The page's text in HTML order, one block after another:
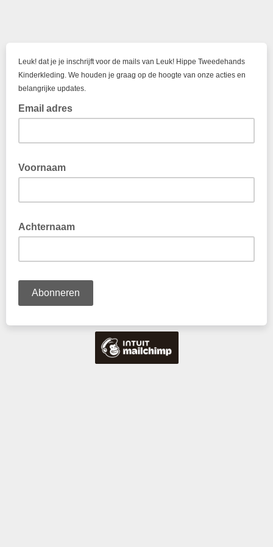
Leuk! dat je je inschrijft voor de mails van Leuk! Hippe Tweedehands
Kinderkleding. We houden je graag op de hoogte van onze acties en
belangrijke updates.
Email adres
Voornaam
Achternaam